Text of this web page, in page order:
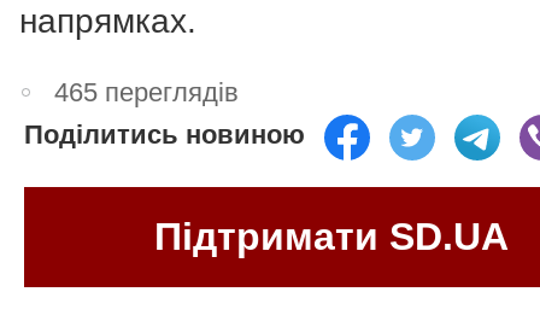
напрямках.
465 переглядів
Поділитись новиною
Підтримати SD.UA